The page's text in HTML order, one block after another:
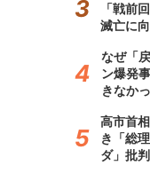
「戦前
滅亡に
なぜ「
ン爆発
きなか
高市首
き「総
ダ」批判